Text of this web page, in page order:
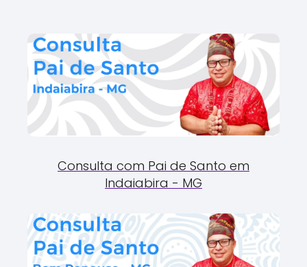
Consulta com Pai de Santo em
Indaiabira - MG